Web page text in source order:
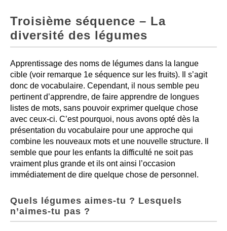
Troisième séquence – La
diversité des légumes
Apprentissage des noms de légumes dans la langue
cible (voir remarque 1e séquence sur les fruits). Il s’agit
donc de vocabulaire. Cependant, il nous semble peu
pertinent d’apprendre, de faire apprendre de longues
listes de mots, sans pouvoir exprimer quelque chose
avec ceux-ci. C’est pourquoi, nous avons opté dès la
présentation du vocabulaire pour une approche qui
combine les nouveaux mots et une nouvelle structure. Il
semble que pour les enfants la difficulté ne soit pas
vraiment plus grande et ils ont ainsi l’occasion
immédiatement de dire quelque chose de personnel.
Quels légumes aimes-tu ? Lesquels
n’aimes-tu pas ?